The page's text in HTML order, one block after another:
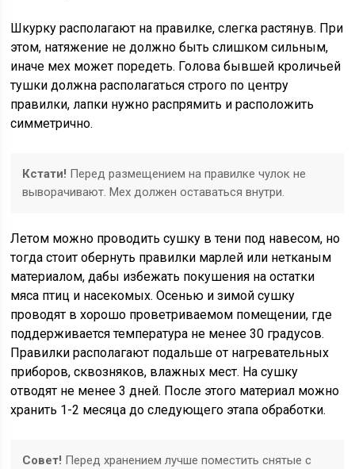
Шкурку располагают на правилке, слегка растянув. При
этом, натяжение не должно быть слишком сильным,
иначе мех может поредеть. Голова бывшей кроличьей
тушки должна располагаться строго по центру
правилки, лапки нужно распрямить и расположить
симметрично.
Кстати! Перед размещением на правилке чулок не
выворачивают. Мех должен оставаться внутри.
Летом можно проводить сушку в тени под навесом, но
тогда стоит обернуть правилки марлей или нетканым
материалом, дабы избежать покушения на остатки
мяса птиц и насекомых. Осенью и зимой сушку
проводят в хорошо проветриваемом помещении, где
поддерживается температура не менее 30 градусов.
Правилки располагают подальше от нагревательных
приборов, сквозняков, влажных мест. На сушку
отводят не менее 3 дней. После этого материал можно
хранить 1-2 месяца до следующего этапа обработки.
Совет! Перед хранением лучше поместить снятые с